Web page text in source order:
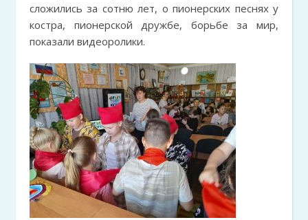
сложились за сотню лет, о пионерских песнях у
костра, пионерской дружбе, борьбе за мир,
показали видеоролики.